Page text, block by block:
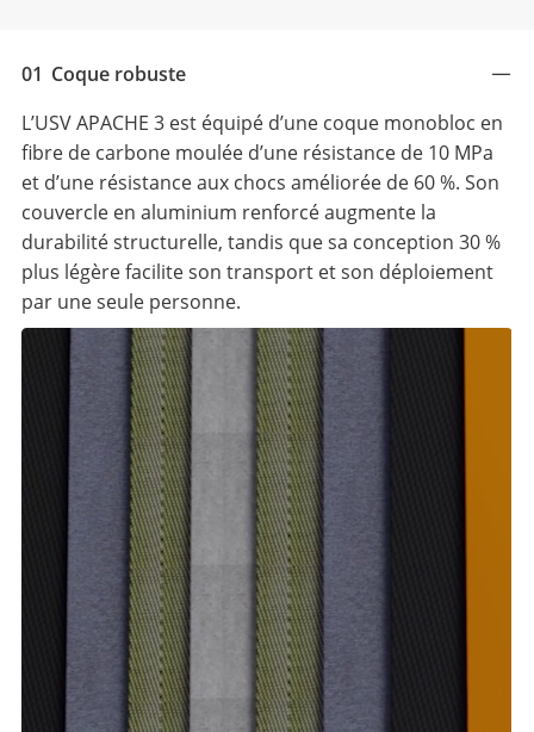
01 Coque robuste
L’USV APACHE 3 est équipé d’une coque monobloc en
fibre de carbone moulée d’une résistance de 10 MPa
et d’une résistance aux chocs améliorée de 60 %. Son
couvercle en aluminium renforcé augmente la
durabilité structurelle, tandis que sa conception 30 %
plus légère facilite son transport et son déploiement
par une seule personne.